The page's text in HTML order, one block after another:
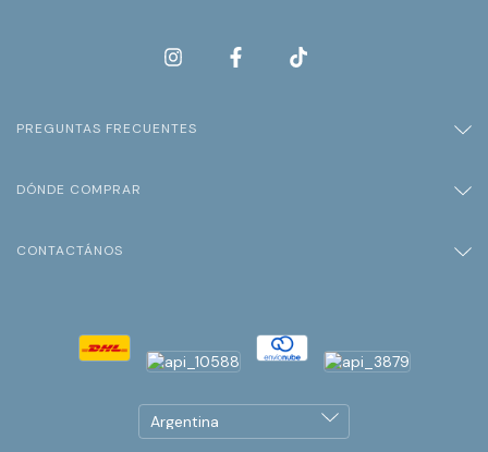
PREGUNTAS FRECUENTES
DÓNDE COMPRAR
CONTACTÁNOS